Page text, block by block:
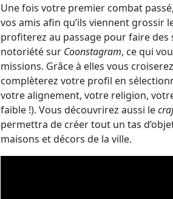
Une fois votre premier combat
vos amis afin qu’ils viennent grossir
profiterez au passage pour faire
notoriété sur Coonstagram, ce qui
missions. Grâce à elles vous
complèterez votre profil en
votre alignement, votre religion,
faible !). Vous découvrirez aussi le
permettra de créer tout un tas
maisons et décors de la ville.